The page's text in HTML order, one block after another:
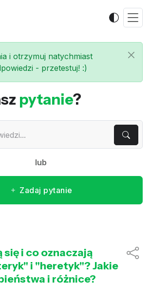
i otrzymuj natychmiast
- przetestuj! :)
pytanie?
lub
Zadaj pytanie
się i co oznaczają
i "heretyk"? Jakie
i różnice?